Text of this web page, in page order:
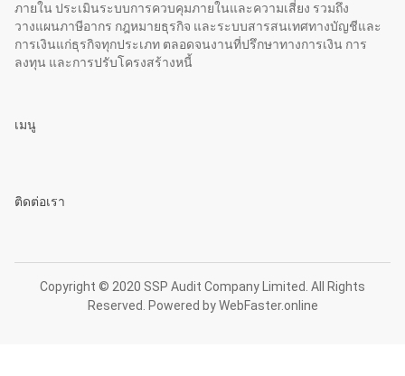
ภายใน ประเมินระบบการควบคุมภายในและความเสี่ยง รวมถึง
วางแผนภาษีอากร กฎหมายธุรกิจ และระบบสารสนเทศทางบัญชีและ
การเงินแก่ธุรกิจทุกประเภท ตลอดจนงานที่ปรึกษาทางการเงิน การ
ลงทุน และการปรับโครงสร้างหนี้
เมนู
ติดต่อเรา
Copyright © 2020 SSP Audit Company Limited. All Rights
Reserved. Powered byWebFaster.online